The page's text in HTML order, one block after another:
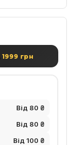
1999 грн
Від 80 ₴
Від 80 ₴
Від 100 ₴